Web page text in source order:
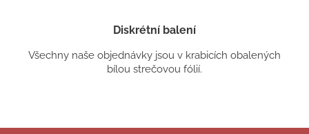
Diskrétní balení
Všechny naše objednávky jsou v krabicích obalených
bílou strečovou fólií.